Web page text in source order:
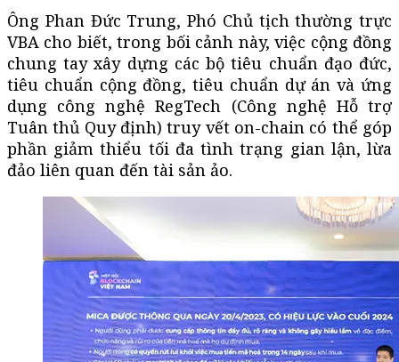
Ông Phan Đức Trung, Phó Chủ tịch thường trực
VBA cho biết, trong bối cảnh này, việc cộng đồng
chung tay xây dựng các bộ tiêu chuẩn đạo đức,
tiêu chuẩn cộng đồng, tiêu chuẩn dự án và ứng
dụng công nghệ RegTech (Công nghệ Hỗ trợ
Tuân thủ Quy định) truy vết on-chain có thể góp
phần giảm thiểu tối đa tình trạng gian lận, lừa
đảo liên quan đến tài sản ảo.